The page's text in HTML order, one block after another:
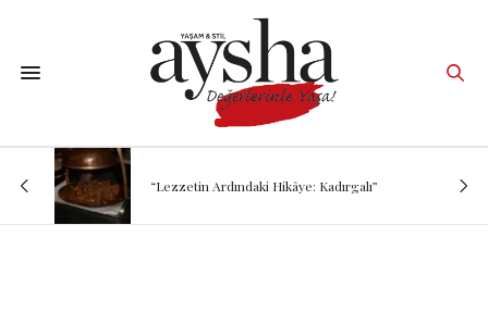
“Lezzetin Ardındaki Hikâye: Kadırgalı”